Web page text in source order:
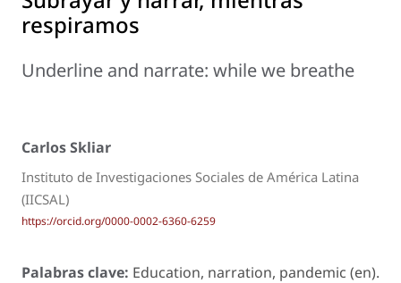
respiramos
Underline and narrate: while we breathe
Carlos Skliar
Instituto de Investigaciones Sociales de América Latina
(IICSAL)
https://orcid.org/0000-0002-6360-6259
Palabras clave: Education, narration, pandemic (en).